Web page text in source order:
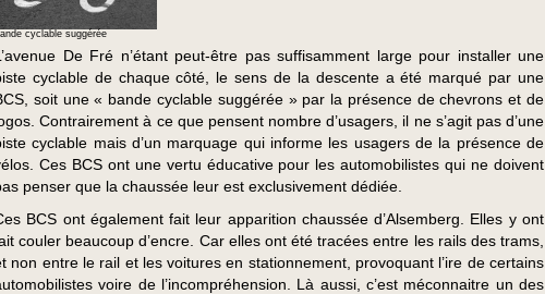
cyclable suggérée
De Fré n’étant peut-être pas suffisamment large pour installer une
cyclable de chaque côté, le sens de la descente a été marqué par une
soit une « bande cyclable suggérée » par la présence de chevrons et de
Contrairement à ce que pensent nombre d’usagers, il ne s’agit pas d’une
cyclable mais d’un marquage qui informe les usagers de la présence de
Ces BCS ont une vertu éducative pour les automobilistes qui ne doivent
penser que la chaussée leur est exclusivement dédiée.
BCS ont également fait leur apparition chaussée d’Alsemberg. Elles y ont
couler beaucoup d’encre. Car elles ont été tracées entre les rails des trams,
non entre le rail et les voitures en stationnement, provoquant l’ire de certains
voire de l’incompréhension. Là aussi, c’est méconnaitre un des